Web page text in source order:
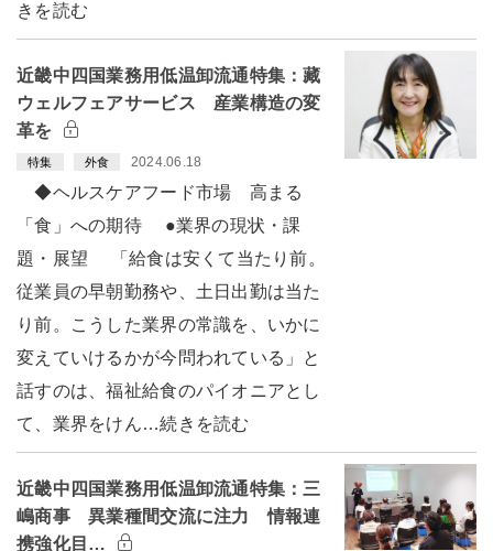
きを読む
近畿中四国業務用低温卸流通特集：藏
ウェルフェアサービス 産業構造の変
革を
特集 外食 2024.06.18
◆ヘルスケアフード市場 高まる
「食」への期待 ●業界の現状・課
題・展望 「給食は安くて当たり前。
従業員の早朝勤務や、土日出勤は当た
り前。こうした業界の常識を、いかに
変えていけるかが今問われている」と
話すのは、福祉給食のパイオニアとし
て、業界をけん…続きを読む
近畿中四国業務用低温卸流通特集：三
嶋商事 異業種間交流に注力 情報連
携強化目…